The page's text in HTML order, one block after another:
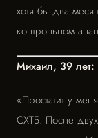
хотя бы два
контрольном
Михаил, 39 лет:
«Простатит у
СХТБ. После двух